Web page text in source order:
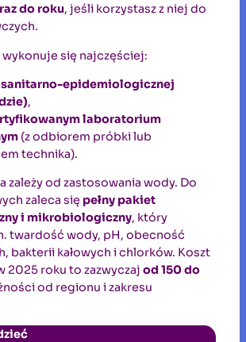
do roku, jeśli korzystasz z niej do
wykonuje się najczęściej:
epidemiologicznej
,
laboratorium
(z odbiorem próbki lub
technika).
zależy od zastosowania wody. Do
zaleca się pełny pakiet
i mikrobiologiczny, który
twardość wody, pH, obecność
bakterii kałowych i chlorków. Koszt
2025 roku to zazwyczaj od 150 do
od regionu i zakresu